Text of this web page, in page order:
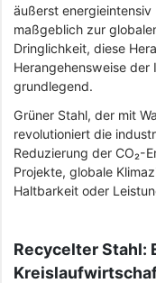
äußerst energieintensiv
maßgeblich zur
Dringlichkeit, diese
Herangehensweise der
grundlegend.
Grüner Stahl, der mit
revolutioniert die
Reduzierung der CO₂-
Projekte, globale
Haltbarkeit oder
Recycelter Stahl: